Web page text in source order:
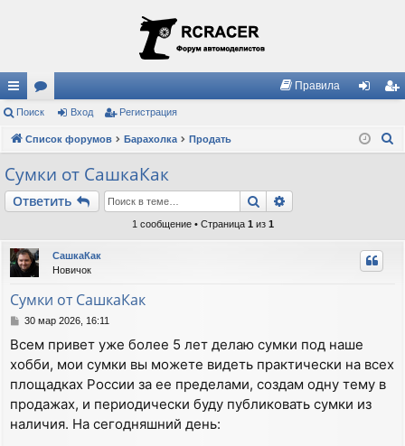
с
ы
лк
и
ор
ум
Правила
д ис
Поиск Вход Регистрация
Список форумов Барахолка Продать
Сумки от СашкаКак
Ответить Поиск
1 сообщение • Страница 1 из 1
СашкаКак
Новичок
Сумки от СашкаКак
С
о
б
е
н
и
30 мар 2026, 16:11
Всем привет уже более 5 лет делаю сумки под наше
хобби, мои сумки вы можете видеть практически на всех
площадках России за ее пределами, создам одну тему в
продажах, и периодически буду публиковать сумки из
наличия. На сегодняшний день: